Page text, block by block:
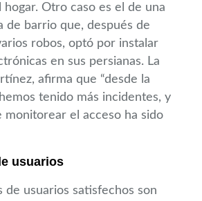
hogar. Otro caso es el de una
de barrio que, después de
robos, optó por instalar
en sus persianas. La
afirma que “desde la
tenido más incidentes, y
monitorear el acceso ha sido
usuarios
de usuarios satisfechos son